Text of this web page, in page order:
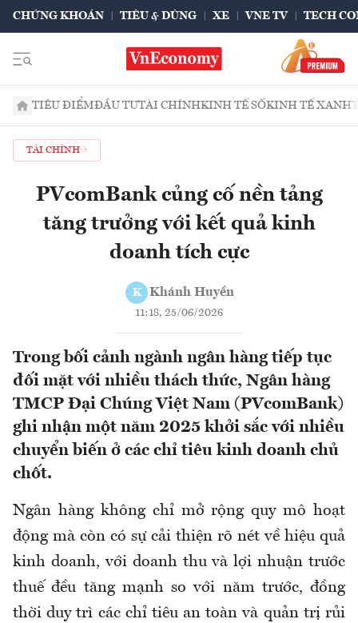
CHỨNG KHOÁN TIÊU & DÙNG XE VNE TV TECH
TIÊU ĐIỂMĐẦU TƯTÀI CHÍNHKINH TẾ SỐKINH TẾ XANH
TÀI CHÍNH
PVcomBank củng cố nền tảng
tăng trưởng với kết quả kinh
doanh tích cực
K Khánh Huyền
11:18, 25/06/2026
Trong bối cảnh ngành ngân hàng tiếp tục
đối mặt với nhiều thách thức, Ngân hàng
TMCP Đại Chúng Việt Nam (PVcomBank)
ghi nhận một năm 2025 khởi sắc với nhiều
chuyển biến ở các chỉ tiêu kinh doanh chủ
chốt.
Ngân hàng không chỉ mở rộng quy mô hoạt
động mà còn có sự cải thiện rõ nét về hiệu quả
kinh doanh, với doanh thu và lợi nhuận trước
thuế đều tăng mạnh so với năm trước, đồng
thời duy trì các chỉ tiêu an toàn và quản trị rủi